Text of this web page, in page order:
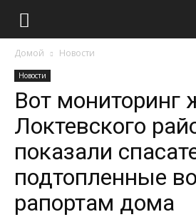
Домой Новости
Новости
Вот мониторинг
Локтевского
показали
подтопленные
рапортам дома